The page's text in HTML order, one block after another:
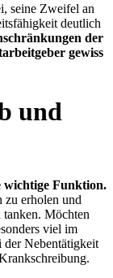
seine Zweifel an
deutlich
der
gewiss
und
wichtige Funktion.
zu erholen und
Möchten
viel im
der Nebentätigkeit